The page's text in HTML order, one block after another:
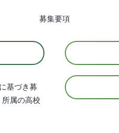
募集要項
基づき募
属の高校